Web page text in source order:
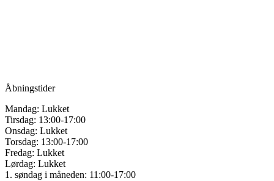
Åbningstider
Mandag: Lukket
Tirsdag: 13:00-17:00
Onsdag: Lukket
Torsdag: 13:00-17:00
Fredag: Lukket
Lørdag: Lukket
1. søndag i måneden: 11:00-17:00